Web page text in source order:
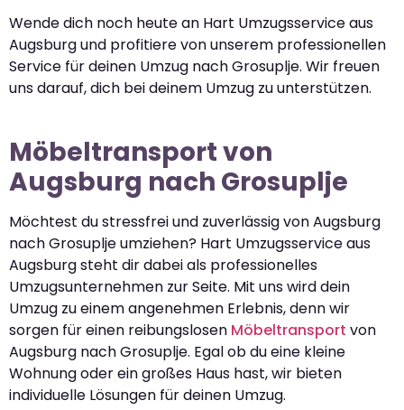
Wende dich noch heute an Hart Umzugsservice aus
Augsburg und profitiere von unserem professionellen
Service für deinen Umzug nach Grosuplje. Wir freuen
uns darauf, dich bei deinem Umzug zu unterstützen.
Möbeltransport von
Augsburg nach Grosuplje
Möchtest du stressfrei und zuverlässig von Augsburg
nach Grosuplje umziehen? Hart Umzugsservice aus
Augsburg steht dir dabei als professionelles
Umzugsunternehmen zur Seite. Mit uns wird dein
Umzug zu einem angenehmen Erlebnis, denn wir
sorgen für einen reibungslosen Möbeltransport von
Augsburg nach Grosuplje. Egal ob du eine kleine
Wohnung oder ein großes Haus hast, wir bieten
individuelle Lösungen für deinen Umzug.